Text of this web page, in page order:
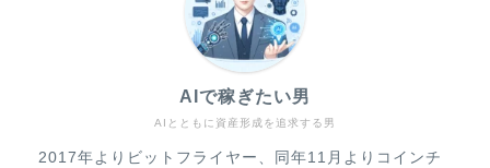
AIとともに資産形成を追求する男
AIで稼ぎたい男
2017年よりビットフライヤー、同年11月よりコインチ